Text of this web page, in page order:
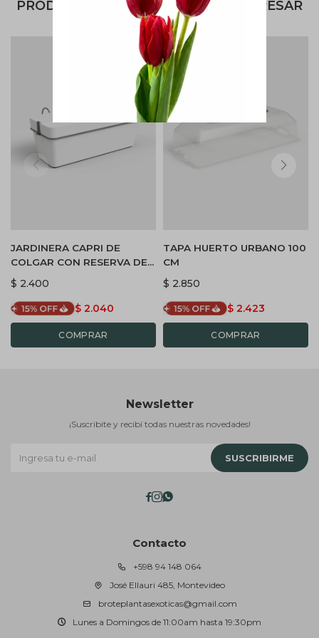
PRODUCTOS QUE TE PUEDEN INTERESAR
JARDINERA CAPRI DE
COLGAR CON RESERVA DE
AGUA - BLANCO
$ 2.400
$ 2.040
TAPA HUERTO URBANO 100
CM
$ 2.850
$ 2.423
Contacto
+598 94 148 064
José Ellauri 485, Montevideo
broteplantasexoticas@gmail.com
Lunes a Domingos de 11:00am hasta 19:30pm
Newsletter
¡Suscribite y recibí todas nuestras novedades!
SUSCRIBIRME
